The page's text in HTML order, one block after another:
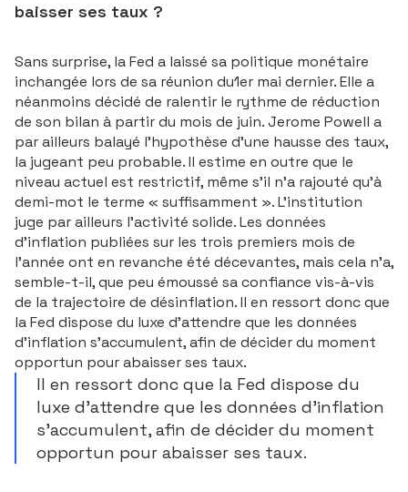
baisser ses taux ?
Sans surprise, la Fed a laissé sa politique monétaire
inchangée lors de sa réunion du1er mai dernier. Elle a
néanmoins décidé de ralentir le rythme de réduction
de son bilan à partir du mois de juin. Jerome Powell a
par ailleurs balayé l’hypothèse d’une hausse des taux,
la jugeant peu probable. Il estime en outre que le
niveau actuel est restrictif, même s’il n’a rajouté qu’à
demi-mot le terme « suffisamment ». L’institution
juge par ailleurs l’activité solide. Les données
d’inflation publiées sur les trois premiers mois de
l’année ont en revanche été décevantes, mais cela n’a,
semble-t-il, que peu émoussé sa confiance vis-à-vis
de la trajectoire de désinflation. Il en ressort donc que
la Fed dispose du luxe d’attendre que les données
d’inflation s’accumulent, afin de décider du moment
opportun pour abaisser ses taux.
Il en ressort donc que la Fed dispose du
luxe d’attendre que les données d’inflation
s’accumulent, afin de décider du moment
opportun pour abaisser ses taux.